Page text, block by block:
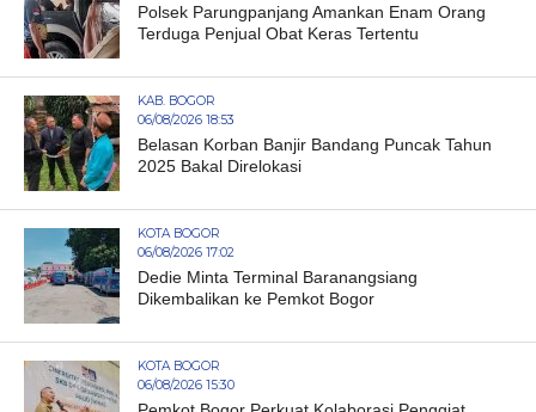
Polsek Parungpanjang Amankan Enam Orang
Terduga Penjual Obat Keras Tertentu
KAB. BOGOR
06/08/2026 18:53
Belasan Korban Banjir Bandang Puncak Tahun
2025 Bakal Direlokasi
KOTA BOGOR
06/08/2026 17:02
Dedie Minta Terminal Baranangsiang
Dikembalikan ke Pemkot Bogor
KOTA BOGOR
06/08/2026 15:30